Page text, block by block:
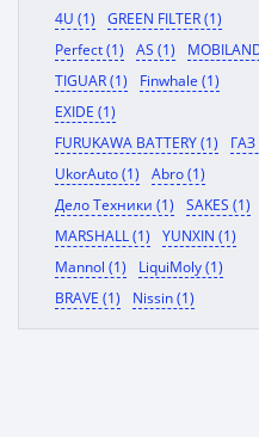
4U (1)
GREEN FILTER (1)
Perfect (1)
AS (1)
TIGUAR (1)
Finwhale (1)
EXIDE (1)
FURUKAWA BATTERY (1)
ГАЗ
UkorAuto (1)
Abro (1)
Дело Техники (1)
SAKES (1)
MARSHALL (1)
YUNXIN (1)
Mannol (1)
LiquiMoly (1)
BRAVE (1)
Nissin (1)